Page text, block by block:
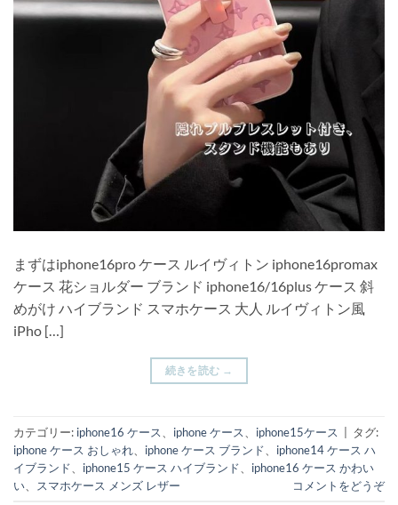
まずはiphone16pro ケース ルイヴィトン iphone16promax
ケース 花ショルダー ブランド iphone16/16plus ケース 斜
めがけ ハイブランド スマホケース 大人 ルイヴィトン風
iPho […]
続きを読む →
カテゴリー: iphone16 ケース iphone ケース iphone15ケース
タグ:
iphone ケース おしゃれ
iphone ケース ブランド
iphone14 ケース ハ
イブランド
iphone15 ケース ハイブランド
iphone16 ケース かわい
い
スマホケース メンズ レザー コメントをどうぞ